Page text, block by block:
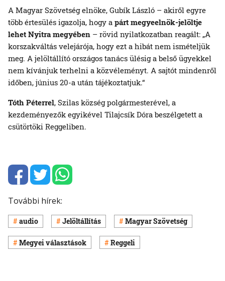
A Magyar Szövetség elnöke, Gubík László – akiről egyre
több értesülés igazolja, hogy a párt megyeelnök-jelöltje
lehet Nyitra megyében – rövid nyilatkozatban reagált: „A
korszakváltás velejárója, hogy ezt a hibát nem ismételjük
meg. A jelöltállító országos tanács ülésig a belső ügyekkel
nem kívánjuk terhelni a közvéleményt. A sajtót mindenről
időben, június 20-a után tájékoztatjuk.“
Tóth Péterrel, Szilas község polgármesterével, a
kezdeményezők egyikével Tilajcsík Dóra beszélgetett a
csütörtöki Reggeliben.
További hírek:
audio Jelöltállítás Magyar Szövetség
Megyei választások Reggeli